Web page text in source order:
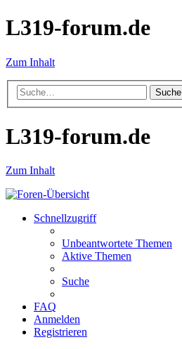
L319-forum.de
Zum Inhalt
Suche
L319-forum.de
Zum Inhalt
Schnellzugriff
Unbeantwortete Themen
Aktive Themen
Suche
FAQ
Anmelden
Registrieren